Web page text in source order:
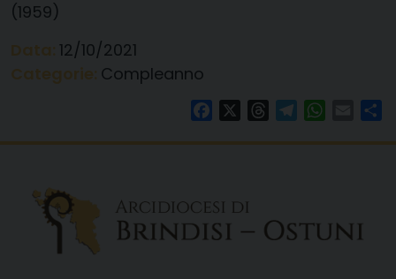
(1959)
12/10/2021
Compleanno
FacebookThreadsTelegram Email